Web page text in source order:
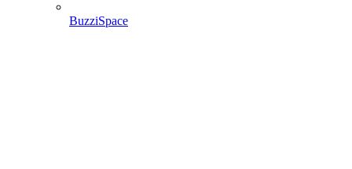
BuzziSpace